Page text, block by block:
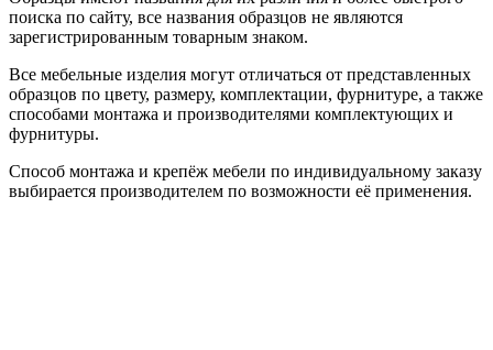
поиска по сайту, все названия образцов не являются
зарегистрированным товарным знаком.
Все мебельные изделия могут отличаться от представленных
образцов по цвету, размеру, комплектации, фурнитуре, а также
способами монтажа и производителями комплектующих и
фурнитуры.
Способ монтажа и крепёж мебели по индивидуальному заказу
выбирается производителем по возможности её применения.